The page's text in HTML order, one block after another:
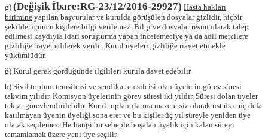
g) (Değişik İbare:RG-23/12/2016-29927) Hasta hakları
birimine yapılan başvurular ve kurulda görüşülen dosyalar gizlidir, hiçbir
şekilde üçüncü kişilere bilgi verilemez. Bilgi ve dosyalar resmi olarak talep
edilmesi kaydıyla idari soruşturma yapan incelemeciye ya da adli mercilere
gizliliğe riayet edilerek verilir. Kurul üyeleri gizliliğe riayet etmekle
yükümlüdür.
ğ) Kurul gerek gördüğünde ilgilileri kurula davet edebilir.
h) Sivil toplum temsilcisi ve sendika temsilcisi olan üyelerin görev süresi
takvim yılıdır. Komisyon üyelerinin görev süresi iki yıldır. Süresi dolan üyeler
tekrar görevlendirilebilir. Kurul toplantılarına mazeretsiz olarak üst üste üç defa
katılmayan üyenin üyeliği sona erer ve bu kişiler üç yıl süreyle yeniden üye
olarak seçilemez. Herhangi bir sebeple boşalan üyelik için kalan süreyi
tamamlamak üzere yeni üye seçilir.